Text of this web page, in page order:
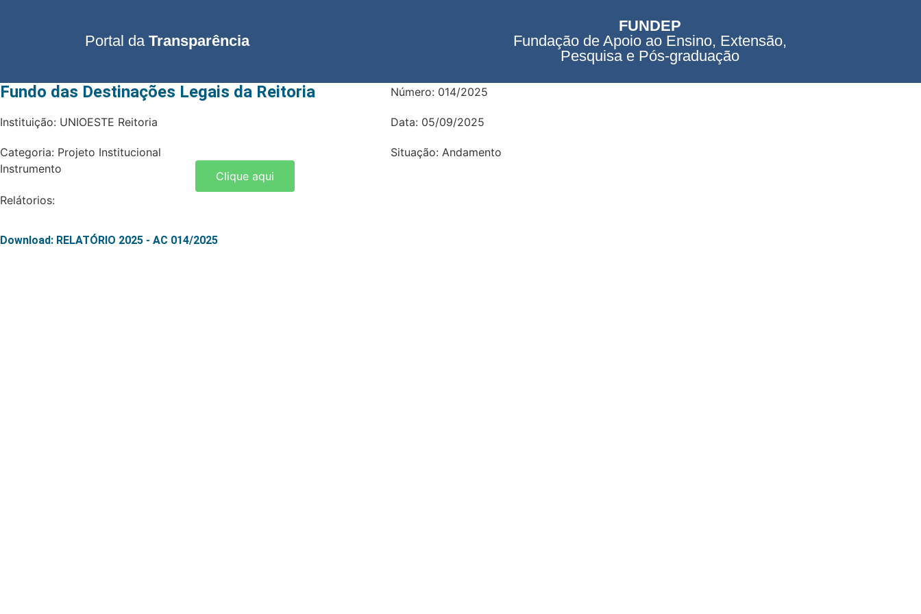
Portal daTransparência
FUNDEP
Fundação de Apoio ao Ensino, Extensão,
Pesquisa e Pós-graduação
Fundo das Destinações Legais da Reitoria
Instituição: UNIOESTE Reitoria
Categoria: Projeto Institucional
Número: 014/2025
Data: 05/09/2025
Situação: Andamento
Instrumento
Clique aqui
Relátorios:
Download: RELATÓRIO 2025 - AC 014/2025